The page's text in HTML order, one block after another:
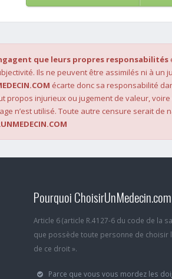
que leurs propres responsabilités
Ils ne peuvent être assimilés ni à
écarte donc sa responsabilité
propos injurieux ou jugement de valeur,
n’est utilisé. Toute autre censure serait
Pourquoi
Article 6 (article R.4127-6 du code de la
que possède toute personne de choisir
de ce droit ».
Parce que vous vous mordez les